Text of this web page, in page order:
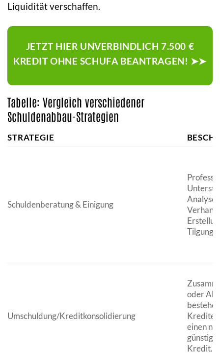
Liquidität verschaffen.
JETZT HIER UNVERBINDLICH 7.500 €
KREDIT OHNE SCHUFA BEANTRAGEN! ➤➤
Tabelle: Vergleich verschiedener
Schuldenabbau-Strategien
STRATEGIE
Schuldenberatung & Einigung
Analyse,
Umschuldung/Kreditkonsolidierung
oder
Kredite
einen
Kredit.